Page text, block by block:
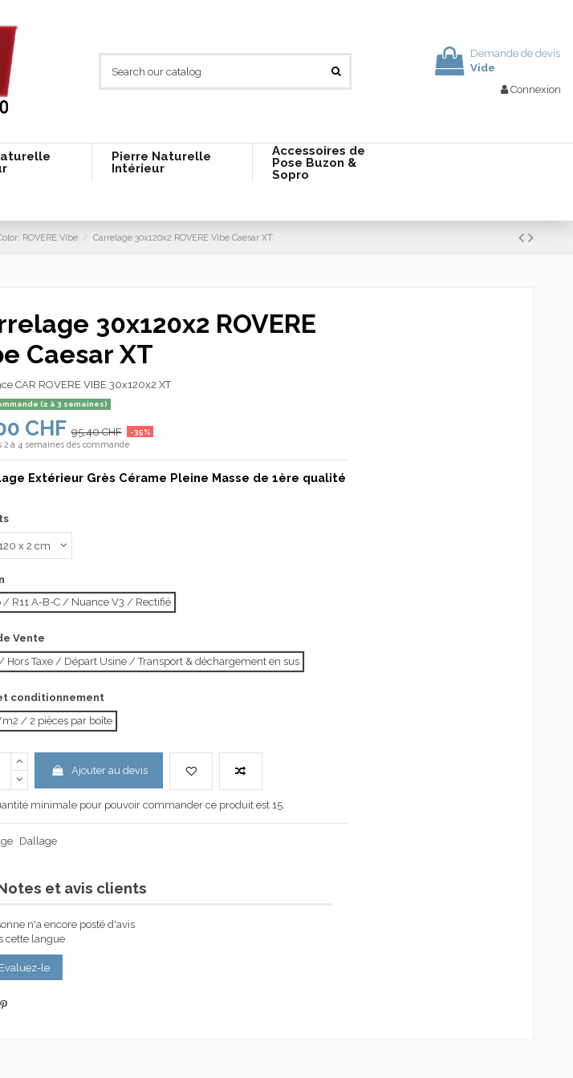
Demande de devis
Vide
Connexion
Pierre Naturelle
Intérieur
Accessoires de
Pose Buzon &
Sopro
ROVERE Vibe Carrelage 30x120x2 ROVERE Vibe Caesar XT
30x120x2 ROVERE
Caesar XT
CAR ROVERE VIBE 30x120x2 XT
(2 à 3 semaines)
CHF 95,40 CHF -35%
2 à 4 semaines dès commande
Extérieur Grès Cérame Pleine Masse de 1ère qualité
/ R11 A-B-C / Nuance V3 / Rectifié
Vente
Hors Taxe / Départ Usine / Transport & déchargement en sus
conditionnement
/ 2 pièces par boîte
Ajouter au devis
minimale pour pouvoir commander ce produit est 15.
Dallage
et avis clients
n'a encore posté d'avis
cette langue
Evaluez-le